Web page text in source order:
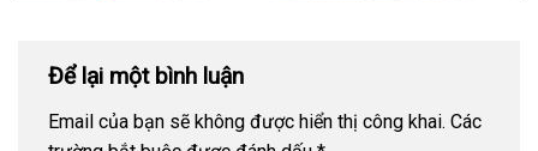
Để lại một bình luận
Email của bạn sẽ không được hiển thị công khai. Các